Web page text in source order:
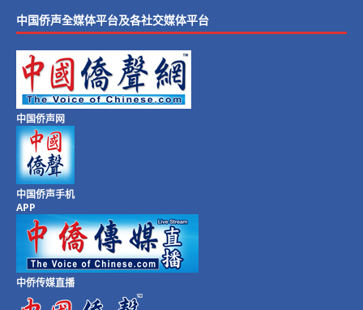
中国侨声全媒体平台及各社交媒体平台
中国侨声网
中国侨声手机
APP
中侨传媒直播